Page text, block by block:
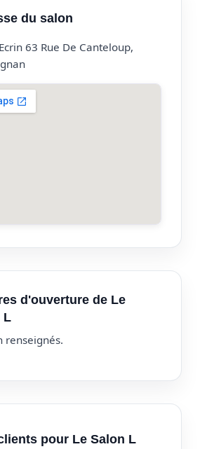
du salon
63 Rue De Canteloup,
d'ouverture de Le
L
renseignés.
pour Le Salon L